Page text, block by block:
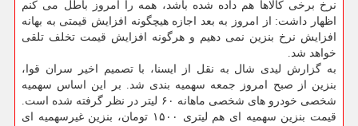
نرخ برخی كالاها هم داده شده باشد، همه را امروز باطل می كنم
اظهار داشت: از امروز به بعد اجازه هیچگونه افزایش قیمتی به بهانه
افزایش نرخ بنزین نمی دهیم و هرگونه افزایش قیمت تخلف تلقی
خواهد شد.
به گزارش لیدی شال به نقل از ایسنا، با تصمیم اخیر سران قوا،
بنزین از صبح امروز جمعه سهمیه بندی شد. بر این اساس سهمیه
شخصی خودرو های شخصی ماهانه ۶۰ لیتر در نظر گرفته شده است.
قیمت بنزین سهمیه ای هم لیتری ۱۵۰۰ تومان، بنزین غیرسهمیه ای